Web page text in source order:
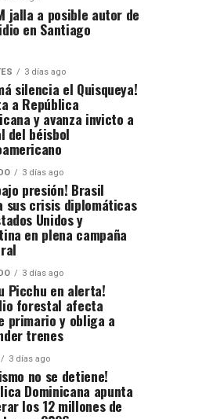
jalla a posible autor de
en Santiago
3 días ago
silencia el Quisqueya!
a República
y avanza invicto a
del béisbol
3 días ago
presión! Brasil
sus crisis diplomáticas
Unidos y
en plena campaña
3 días ago
Picchu en alerta!
forestal afecta
primario y obliga a
trenes
3 días ago
no se detiene!
Dominicana apunta
los 12 millones de